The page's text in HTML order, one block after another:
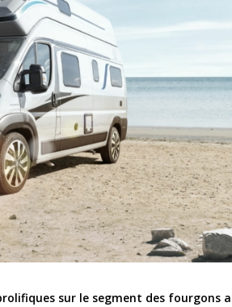
sur le segment des fourgons